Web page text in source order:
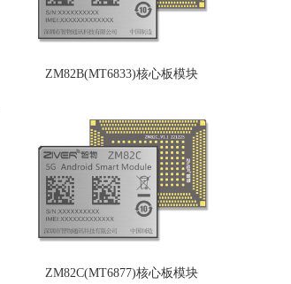
ZM82B(MT6833)核心板模块
ZM82C(MT6877)核心板模块